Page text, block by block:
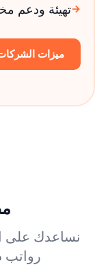
تهيئة ودعم
ميزات
نساعدك على
رواتب